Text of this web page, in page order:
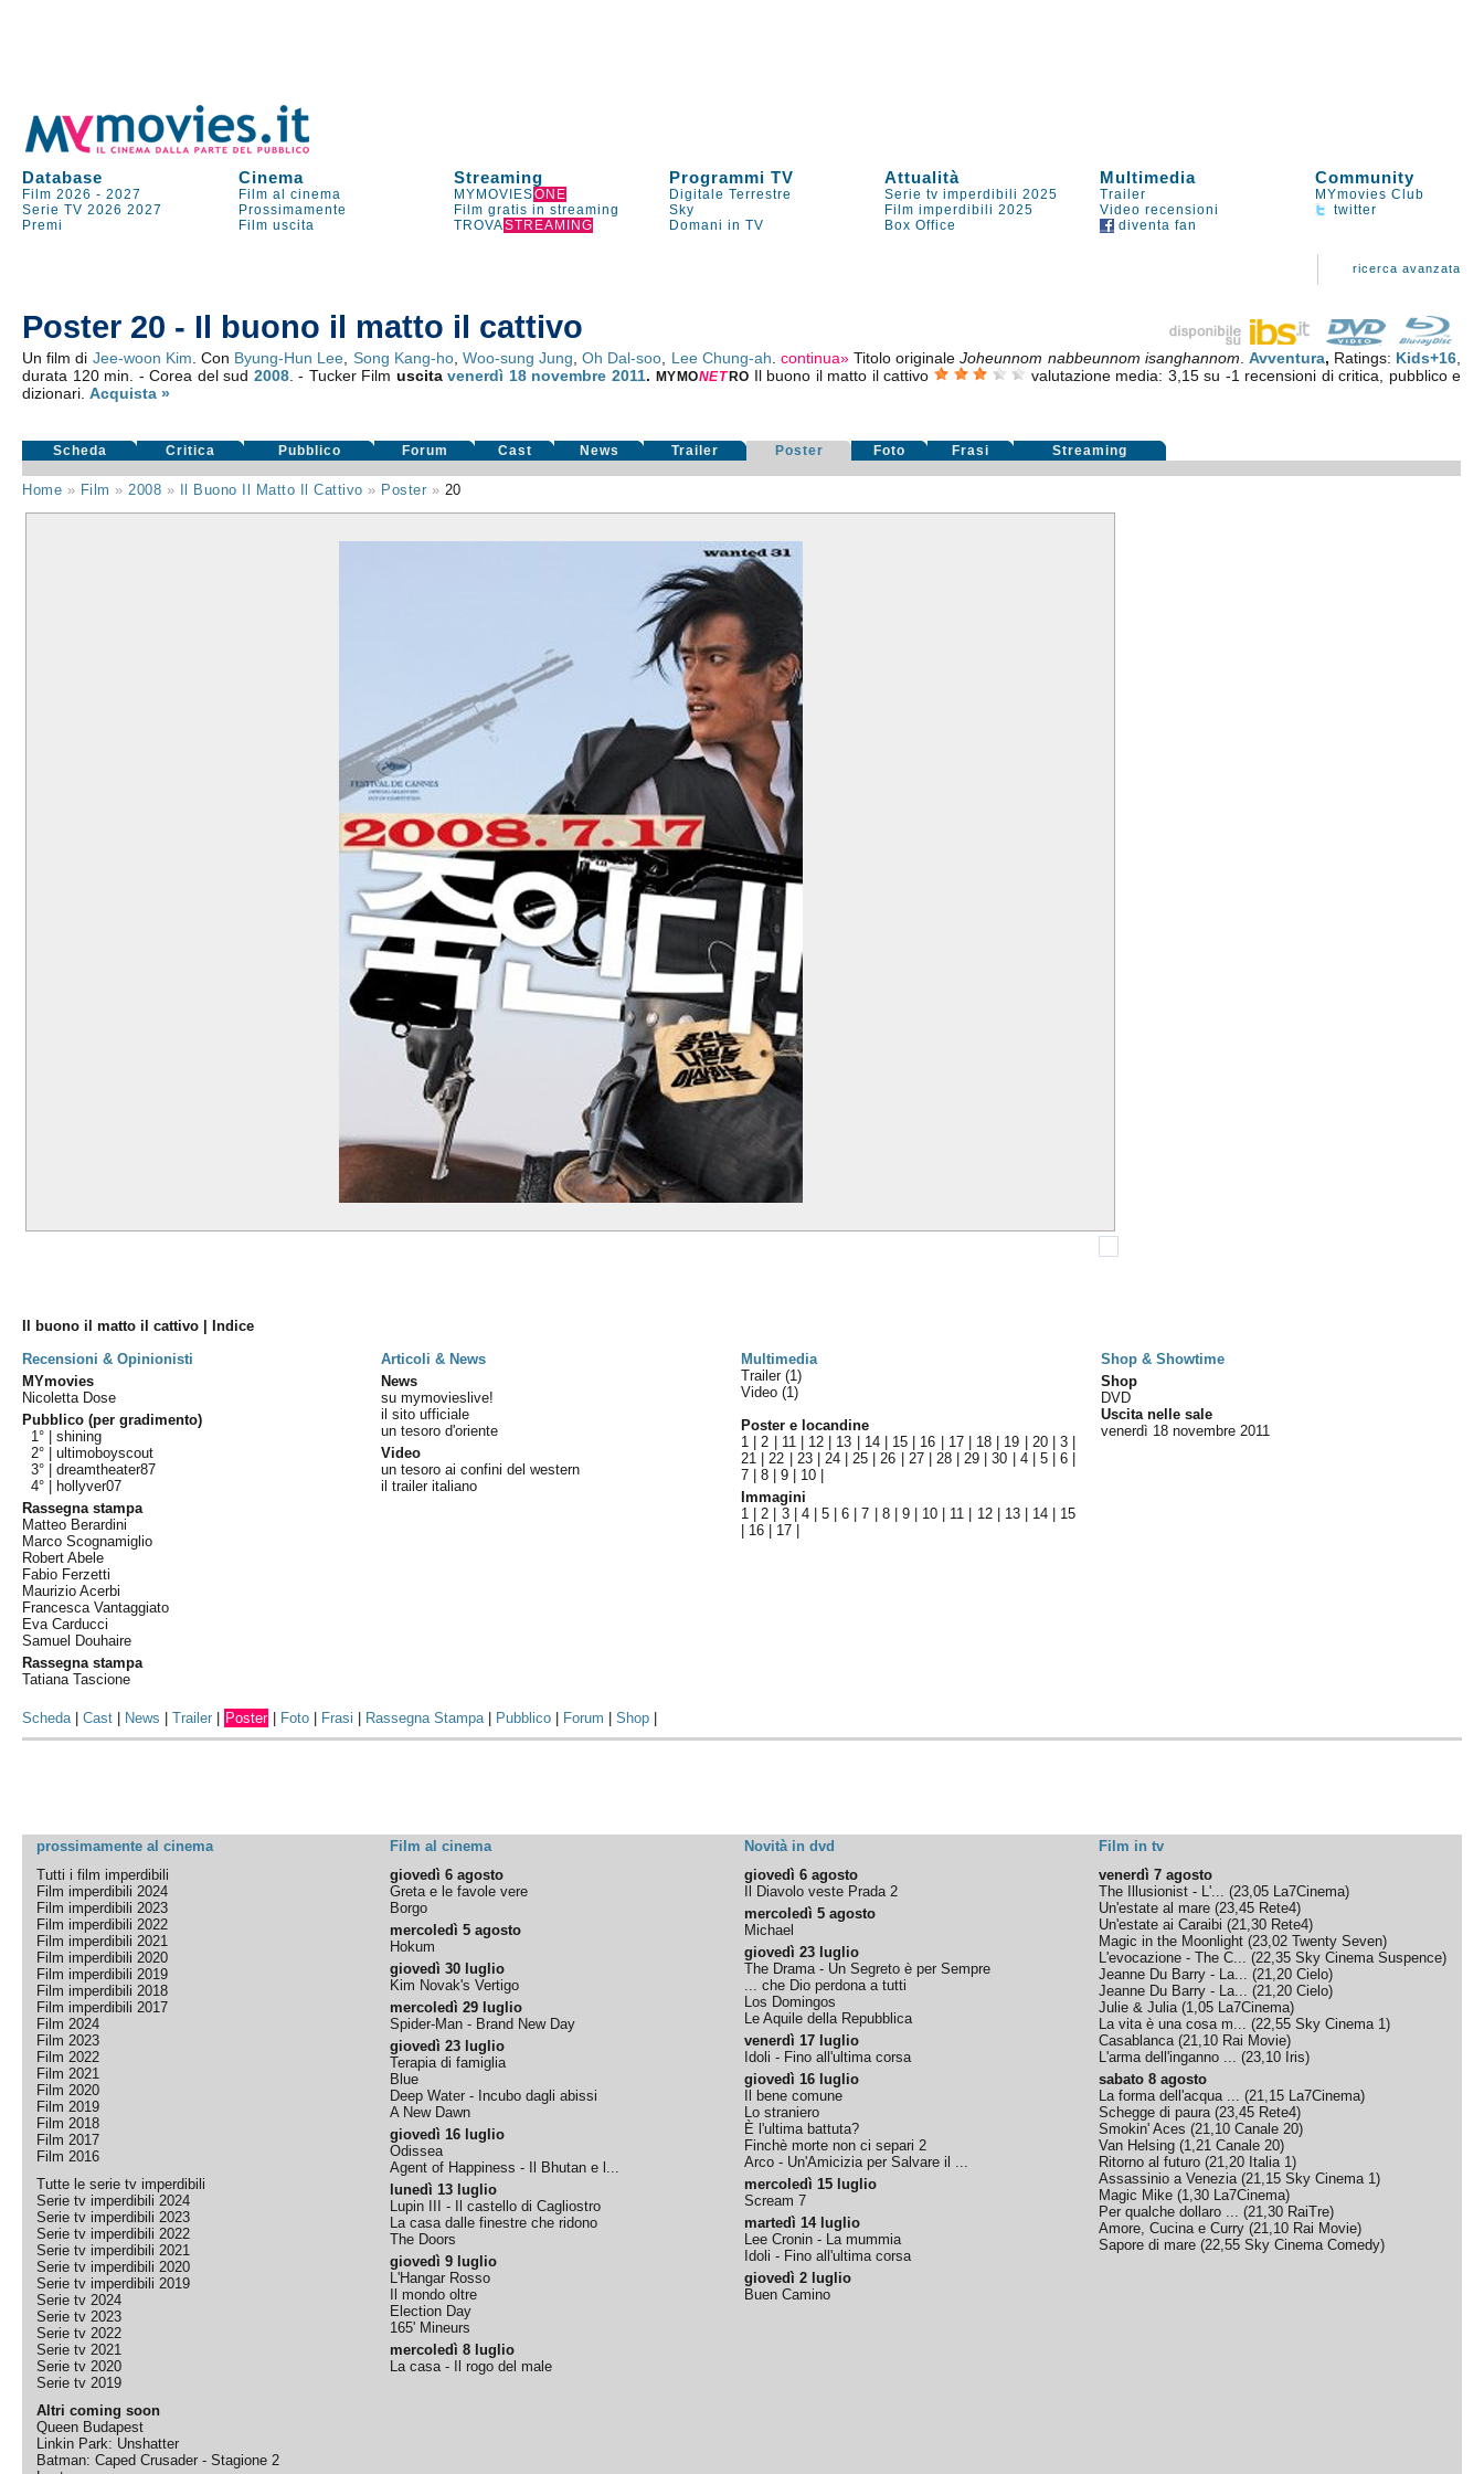
Database Cinema Streaming Programmi TV Attualità Multimedia Community
Film 2026 -2027 Film al cinema MYMOVIESONE Digitale Terrestre Serie tv imperdibili 2025 Trailer
MYmovies Club
Serie TV 2026 2027 Prossimamente Film gratis in streaming Sky Film imperdibili 2025 Video recensioni
twitter
Premi
Film uscita TROVASTREAMING Domani in TV Box Office diventa fan
ricerca avanzata
Poster 20 - Il buono il matto il cattivo
Un film di Jee-woon Kim . Con Byung-Hun Lee Song Kang-ho, Woo-sung Jung ,Oh Dal-soo Lee Chung-ah continua» Titolo originaleJoheunnom nabbeunnom isanghannom Avventura, Ratings: Kids+16
durata 120 min. - Corea del sud 2008. - Tucker Film uscitavenerdì 18 novembre 2011. MYMONET RO Il buono il matto il cattivo valutazione media: 3,15 su -1 recensioni di critica, pubblico e
dizionari.Acquista »
Scheda Critica Pubblico Forum Cast News Trailer Poster Foto Frasi Streaming
Home » Film » 2008 » Il Buono Il Matto Il Cattivo » Poster » 20
Il buono il matto il cattivo | Indice
Recensioni & Opinionisti
Articoli & News Multimedia
Shop & Showtime
MYmovies
Nicoletta Dose
Pubblico (per gradimento)
1° |shining
2° |ultimoboyscout
3° |dreamtheater87
4° |
hollyver07
Rassegna stampa
Matteo Berardini
Marco Scognamiglio
Robert Abele
Fabio Ferzetti
Maurizio Acerbi
Francesca Vantaggiato
Eva Carducci
Samuel Douhaire
Rassegna stampa
Tatiana Tascione
News
su mymovieslive!
il sito ufficiale
un tesoro d'oriente
Video
un tesoro ai confini del western
il trailer italiano
Trailer (1)
Video (1)
Poster e locandine
1 |2 11| 12 13 14| 15 16 17| 18 19 20|3
21 |22 23| 24|25 |26 27| 28|29 |30 4| 5|6
7 |8 |9 10
Immagini
1 |2 3| 4|5 |6 |7 8| 9| 10 11 12| 13| 14
15
16 17
Shop
DVD
Uscita nelle sale
venerdì 18 novembre 2011
Scheda|Cast News |Trailer Poster Foto Frasi Rassegna Stampa| Pubblico Forum |Shop
prossimamente al cinema Film al cinema Novità in dvd
Film in tv
Tutti i film imperdibili
Film imperdibili 2024
Film imperdibili 2023
Film imperdibili 2022
Film imperdibili 2021
Film imperdibili 2020
Film imperdibili 2019
Film imperdibili 2018
Film imperdibili 2017
Film 2024
Film 2023
Film 2022
Film 2021
Film 2020
Film 2019
Film 2018
Film 2017
Film 2016
Tutte le serie tv imperdibili
Serie tv imperdibili 2024
Serie tv imperdibili 2023
Serie tv imperdibili 2022
Serie tv imperdibili 2021
Serie tv imperdibili 2020
Serie tv imperdibili 2019
Serie tv 2024
Serie tv 2023
Serie tv 2022
Serie tv 2021
Serie tv 2020
Serie tv 2019
Altri coming soon
Queen Budapest
Linkin Park: Unshatter
Batman: Caped Crusader - Stagione 2
giovedì 6 agosto
Greta e le favole vere
Borgo
mercoledì 5 agosto
Hokum
giovedì 30 luglio
Kim Novak's Vertigo
mercoledì 29 luglio
Spider-Man - Brand New Day
giovedì 23 luglio
Terapia di famiglia
Blue
Deep Water - Incubo dagli abissi
A New Dawn
giovedì 16 luglio
Odissea
Agent of Happiness - Il Bhutan e l...
lunedì 13 luglio
Lupin III - Il castello di Cagliostro
La casa dalle finestre che ridono
The Doors
giovedì 9 luglio
L'Hangar Rosso
Il mondo oltre
Election Day
165' Mineurs
mercoledì 8 luglio
La casa - Il rogo del male
giovedì 6 agosto
Il Diavolo veste Prada 2
mercoledì 5 agosto
Michael
giovedì 23 luglio
The Drama - Un Segreto è per Sempre
... che Dio perdona a tutti
Los Domingos
Le Aquile della Repubblica
venerdì 17 luglio
Idoli - Fino all'ultima corsa
giovedì 16 luglio
Il bene comune
Lo straniero
È l'ultima battuta?
Finchè morte non ci separi 2
Arco - Un'Amicizia per Salvare il ...
mercoledì 15 luglio
Scream 7
martedì 14 luglio
Lee Cronin - La mummia
Idoli - Fino all'ultima corsa
giovedì 2 luglio
Buen Camino
venerdì 7 agosto
The Illusionist - L'... (23,05 La7Cinema)
Un'estate al mare (23,45 Rete4)
Un'estate ai Caraibi (21,30 Rete4)
Magic in the Moonlight (23,02 Twenty Seven)
L'evocazione - The C... (22,35 Sky Cinema Suspence)
Jeanne Du Barry - La... (21,20 Cielo)
Jeanne Du Barry - La... (21,20 Cielo)
Julie & Julia(1,05 La7Cinema)
La vita è una cosa m... (22,55 Sky Cinema 1)
Casablanca(21,10 Rai Movie)
L'arma dell'inganno ... (23,10 Iris)
sabato 8 agosto
La forma dell'acqua ... (21,15 La7Cinema)
Schegge di paura(23,45 Rete4)
Smokin' Aces (21,10 Canale 20)
Van Helsing (1,21 Canale 20)
Ritorno al futuro (21,20 Italia 1)
Assassinio a Venezia(21,15 Sky Cinema 1)
Magic Mike (1,30 La7Cinema)
Per qualche dollaro ... (21,30 RaiTre)
Amore, Cucina e Curry (21,10 Rai Movie)
Sapore di mare (22,55 Sky Cinema Comedy)